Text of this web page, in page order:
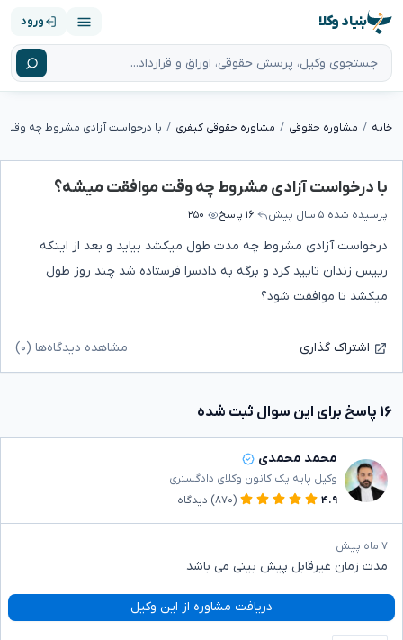
بنیاد وکلا ورود
خانه مشاوره حقوقی مشاوره حقوقی کیفری با درخواست آزادی مشروط چه
با درخواست آزادی مشروط چه وقت موافقت میشه؟
پرسیده شده ۵ سال پیش ۱۶ پاسخ ۲۵۰
درخواست آزادی مشروط چه مدت طول میکشد بیاید و بعد از اینکه
رییس زندان تایید کرد و برگه به دادسرا فرستاده شد چند روز طول
میکشد تا موافقت شود؟
اشتراک گذاری مشاهده دیدگاه‌ها (۰)
۱۶ پاسخ برای این سوال ثبت شده
محمد محمدی
وکیل پایه یک کانون وکلای دادگستری
۴.۹
(۸۷۰) دیدگاه
۷ ماه پیش
مدت زمان غیرقابل پیش بینی می باشد
دریافت مشاوره از این وکیل